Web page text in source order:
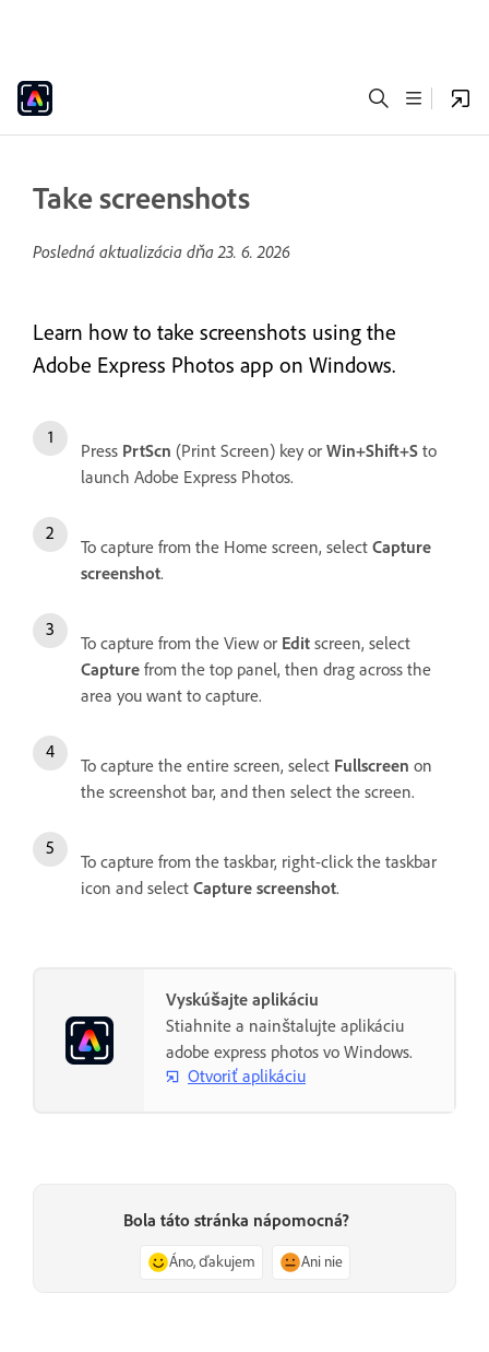
Take screenshots
Posledná aktualizácia dňa23. 6. 2026
Learn how to take screenshots using the
Adobe Express Photos app on Windows.
Press PrtScn (Print Screen) key or Win+Shift+S to
launch Adobe Express Photos.
To capture from the Home screen, select Capture
screenshot.
To capture from the View or Edit screen, select
Capture from the top panel, then drag across the
area you want to capture.
To capture the entire screen, select Fullscreen on
the screenshot bar, and then select the screen.
To capture from the taskbar, right-click the taskbar
icon and select Capture screenshot.
Vyskúšajte aplikáciu
Stiahnite a nainštalujte aplikáciu
adobe express photos vo Windows.
Otvoriť aplikáciu
Bola táto stránka nápomocná?
Áno, ďakujem Ani nie